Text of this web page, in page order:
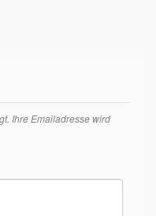
Ihre Emailadresse wird